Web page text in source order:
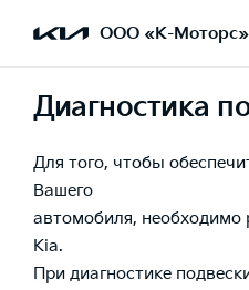
ООО «К-Моторс»
Диагностика
Для того, чтобы
Вашего
автомобиля, необходимо
Kia.
При диагностике